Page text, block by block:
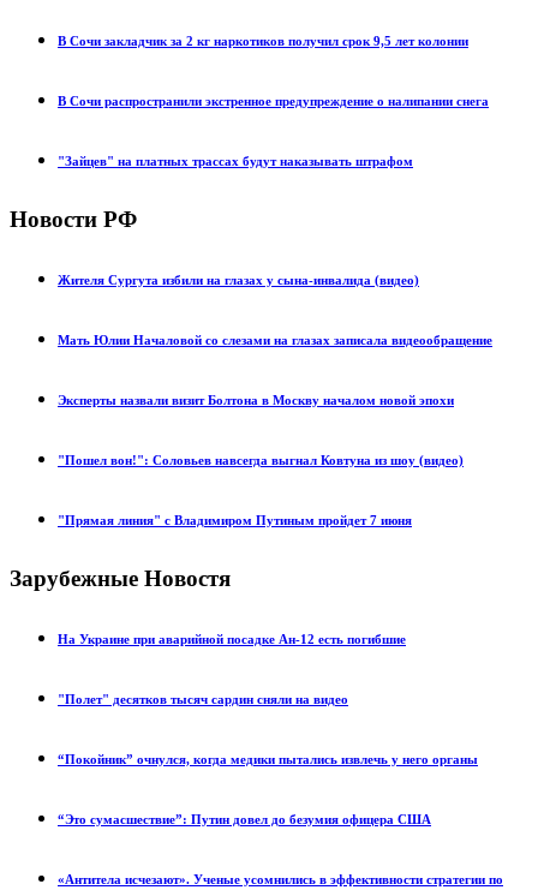
В Сочи закладчик за 2 кг наркотиков получил срок 9,5 лет колонии
В Сочи распространили экстренное предупреждение о налипании снега
"Зайцев" на платных трассах будут наказывать штрафом
Новости РФ
Жителя Сургута избили на глазах у сына-инвалида (видео)
Мать Юлии Началовой со слезами на глазах записала видеообращение
Эксперты назвали визит Болтона в Москву началом новой эпохи
"Пошел вон!": Соловьев навсегда выгнал Ковтуна из шоу (видео)
"Прямая линия" с Владимиром Путиным пройдет 7 июня
Зарубежные Новостя
На Украине при аварийной посадке Ан-12 есть погибшие
"Полет" десятков тысяч сардин сняли на видео
“Покойник” очнулся, когда медики пытались извлечь у него органы
“Это сумасшествие”: Путин довел до безумия офицера США
«Антитела исчезают». Ученые усомнились в эффективности стратегии по